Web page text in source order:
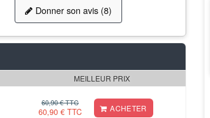
Donner son avis (8)
MEILLEUR PRIX
60,90 € TTC
60,90 € TTC ACHETER